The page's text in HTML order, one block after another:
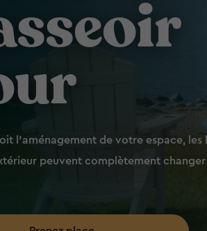
l’aménagement de votre espace, les
peuvent complètement changer